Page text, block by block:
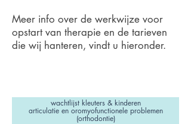
Meer info over de werkwijze voor
opstart van therapie en de tarieven
die wij hanteren, vindt u hieronder.
wachtlijst kleuters & kinderen
articulatie en oromyofunctionele problemen
(orthodontie)